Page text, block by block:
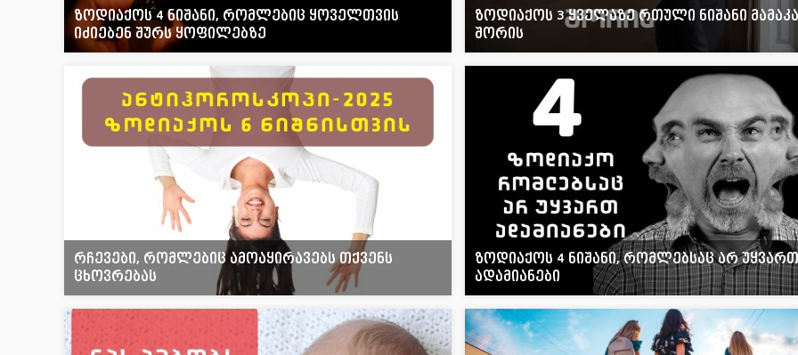
ზოდიაქოს 4 ნიშანი, რომლებიც ყოველთვის
იძიებენ შურს ყოფილებზე
ზოდიაქოს 3 ყველაზე რთული ნიშანი
შორის
რჩევები, რომლებიც ამოაყირავებს თქვენს
ცხოვრებას
ზოდიაქოს 4 ნიშანი, რომლებსაც არ უყვართ
ადამიანები